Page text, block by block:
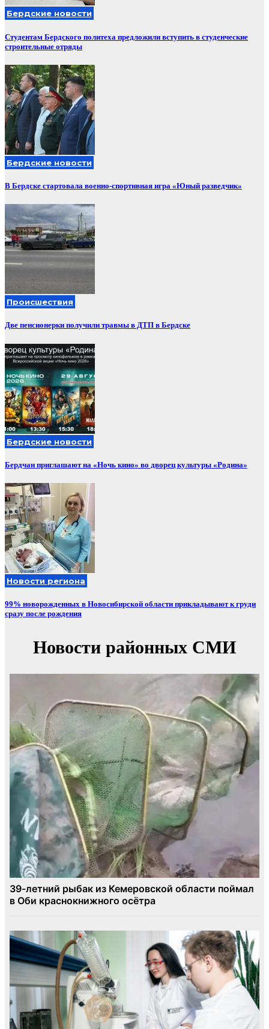
Бердские новости
Студентам Бердского политеха предложили вступить в студенческие
строительные отряды
Бердские новости
В Бердске стартовала военно-спортивная игра «Юный разведчик»
Происшествия
Две пенсионерки получили травмы в ДТП в Бердске
Бердские новости
Бердчан приглашают на «Ночь кино» во дворец культуры «Родина»
Новости региона
99% новорожденных в Новосибирской области прикладывают к груди
сразу после рождения